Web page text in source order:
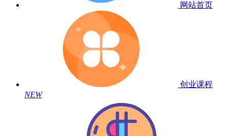
网站首页
创业课程
NEW